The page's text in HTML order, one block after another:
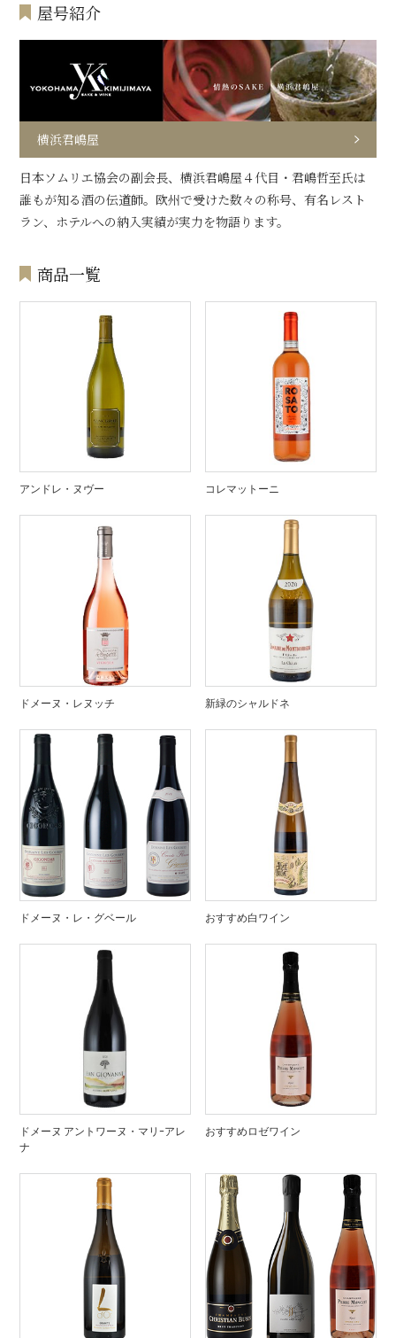
屋号紹介
横浜君嶋屋
日本ソムリエ協会の副会長、横浜君嶋屋４代目・君嶋哲至氏は
誰もが知る酒の伝道師。欧州で受けた数々の称号、有名レスト
ラン、ホテルへの納入実績が実力を物語ります。
商品一覧
アンドレ・ヌヴー コレマットーニ
ドメーヌ・レヌッチ 新緑のシャルドネ
ドメーヌ・レ・グベール おすすめ白ワイン
ドメーヌ アントワーヌ・マリｰアレ
ナ
おすすめロゼワイン